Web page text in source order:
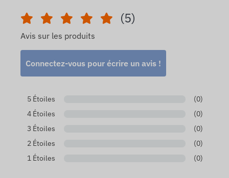
(5)
Avis sur les produits
Connectez-vous pour écrire un avis !
5 Étoiles
(0)
4 Étoiles
(0)
3 Étoiles
(0)
2 Étoiles
(0)
1 Étoiles
(0)